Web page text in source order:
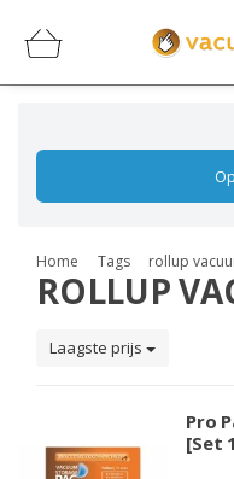
Home Tags rollup
ROLLUP
Laagste prijs
Pro
[Set